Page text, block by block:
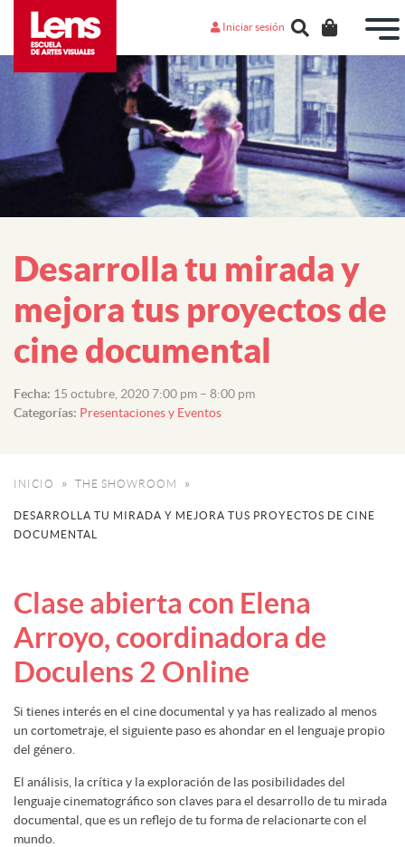
Iniciar sesión
Desarrolla tu mirada y
mejora tus proyectos de
cine documental
Fecha: 15 octubre, 2020 7:00 pm – 8:00 pm
Categorías: Presentaciones y Eventos
INICIO THE SHOWROOM
DESARROLLA TU MIRADA Y MEJORA TUS PROYECTOS DE CINE
DOCUMENTAL
Clase abierta con Elena
Arroyo, coordinadora de
Doculens 2 Online
Si tienes interés en el cine documental y ya has realizado al menos
un cortometraje, el siguiente paso es ahondar en el lenguaje propio
del género.
El análisis, la crítica y la exploración de las posibilidades del
lenguaje cinematográfico son claves para el desarrollo de tu mirada
documental, que es un reflejo de tu forma de relacionarte con el
mundo.